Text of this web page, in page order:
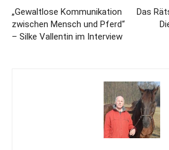
„Gewaltlose Kommunikation
zwischen Mensch und Pferd“
– Silke Vallentin im Interview
Das